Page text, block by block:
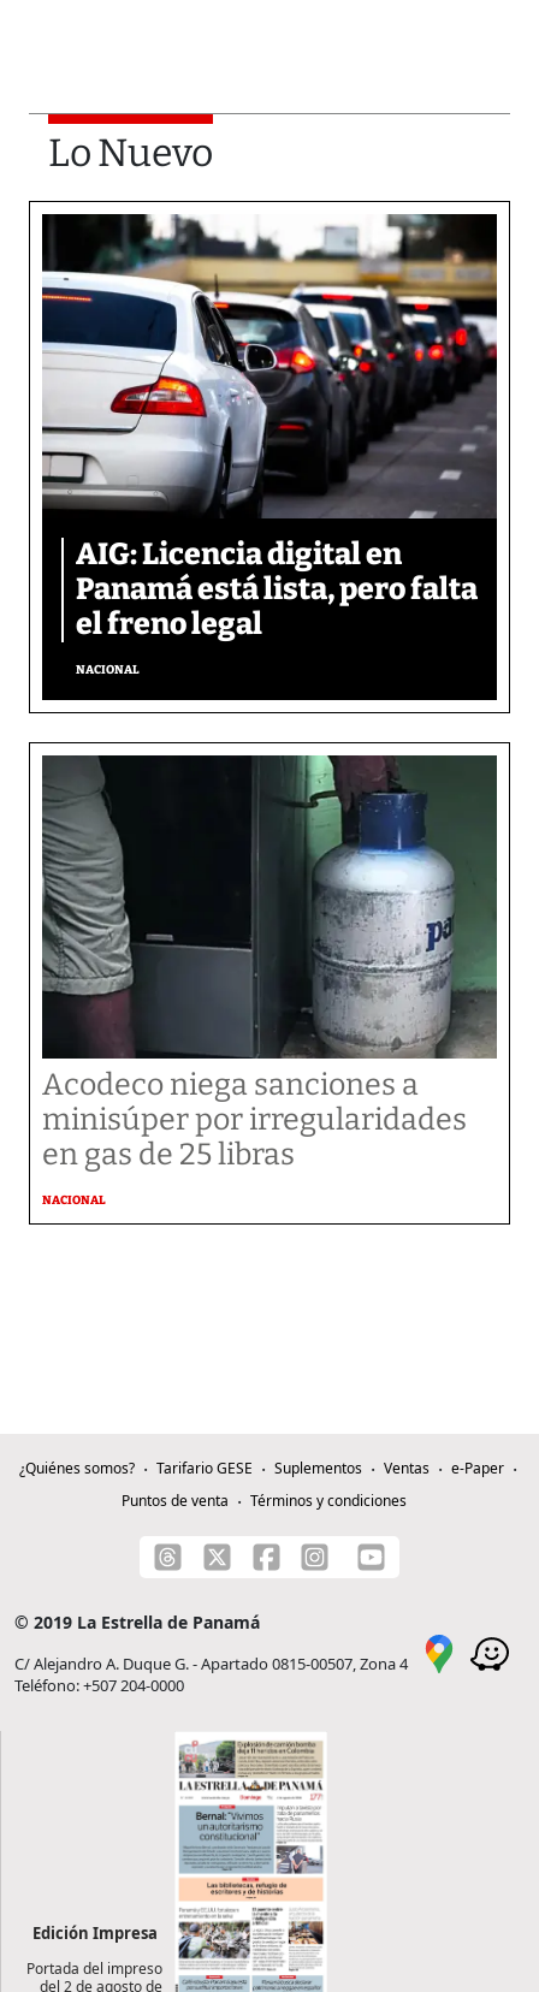
Lo Nuevo
AIG: Licencia digital en
Panamá está lista, pero falta
el freno legal
NACIONAL
Acodeco niega sanciones a
minisúper por irregularidades
en gas de 25 libras
NACIONAL
¿Quiénes somos? Tarifario GESE Suplementos Ventas
e-Paper
Puntos de venta
Términos y condiciones
© 2019 La Estrella de Panamá
C/ Alejandro A. Duque G. - Apartado 0815-00507, Zona 4
Teléfono: +507 204-0000
Edición Impresa
Portada del impreso
del 2 de agosto de